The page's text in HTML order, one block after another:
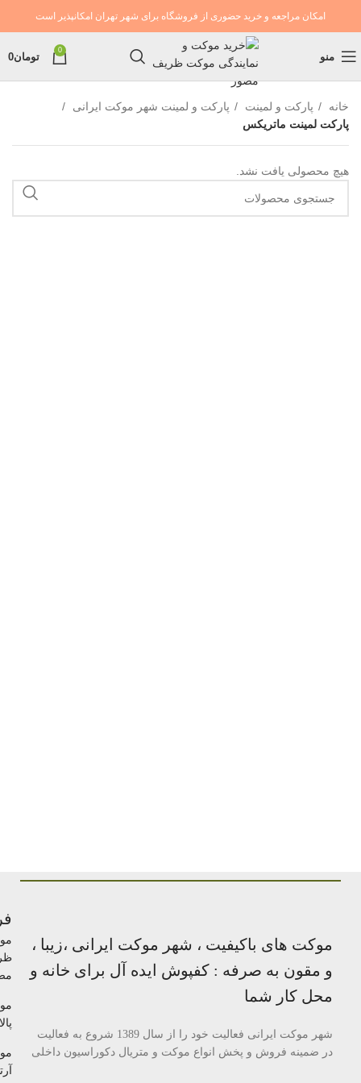
امکان مراجعه و خرید حضوری از فروشگاه برای شهر تهران امکانپذیر است
منو
0
تومان0
خانه پارکت و لمینت
پارکت و لمینت شهر موکت ایرانی
پارکت لمینت ماتریکس
هیچ محصولی یافت نشد.
موکت های باکیفیت ، شهر موکت ایرانی ،زیبا ،
و مقون به صرفه : کفپوش ایده آل برای خانه و
محل کار شما
شهر موکت ایرانی فعالیت خود را از سال 1389 شروع به فعالیت
در ضمینه فروش و پخش انواع موکت و متریال دکوراسیون داخلی